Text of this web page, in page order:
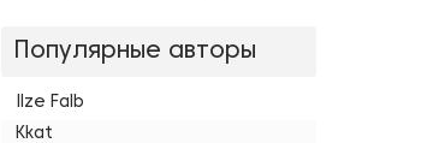
Популярные авторы
Ilze Falb
Kkat